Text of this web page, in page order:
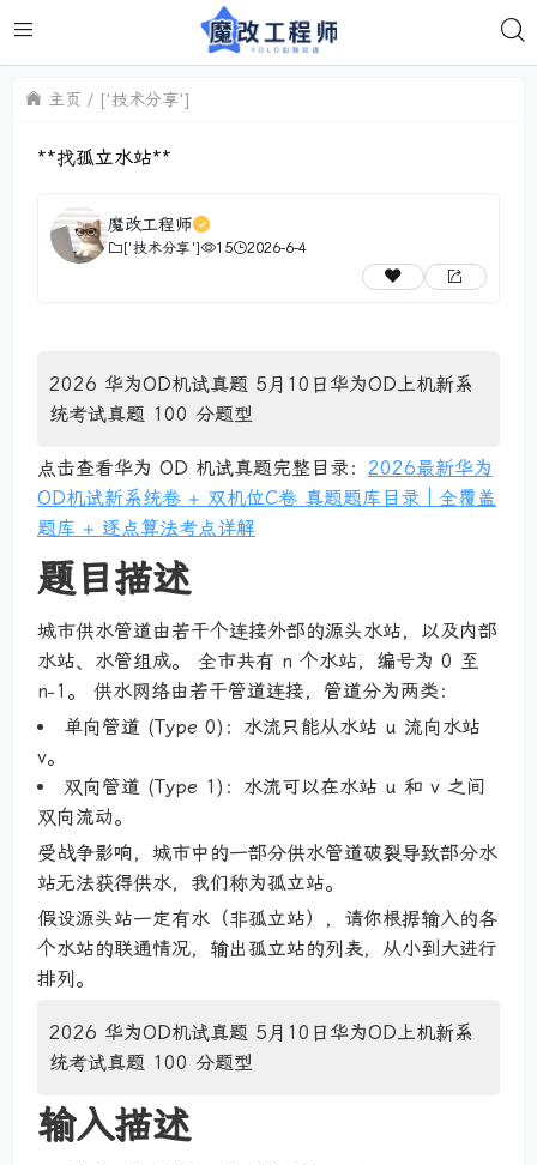
主页 ['技术分享']
**找孤立水站**
魔改工程师
['技术分享'] 15 2026-6-4
2026 华为OD机试真题 5月10日华为OD上机新系
统考试真题 100 分题型
点击查看华为 OD 机试真题完整目录： 2026最新华为
OD机试新系统卷 + 双机位C卷 真题题库目录｜全覆盖
题库 + 逐点算法考点详解
题目描述
城市供水管道由若干个连接外部的源头水站，以及内部
水站、水管组成。 全市共有 n 个水站，编号为 0 至
n−1。 供水网络由若干管道连接，管道分为两类：
单向管道 (Type 0)：水流只能从水站 u 流向水站
v。
双向管道 (Type 1)：水流可以在水站 u 和 v 之间
双向流动。
受战争影响，城市中的一部分供水管道破裂导致部分水
站无法获得供水，我们称为孤立站。
假设源头站一定有水（非孤立站），请你根据输入的各
个水站的联通情况，输出孤立站的列表，从小到大进行
排列。
2026 华为OD机试真题 5月10日华为OD上机新系
统考试真题 100 分题型
输入描述